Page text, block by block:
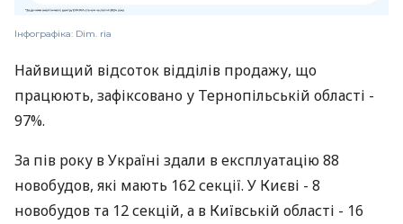
Інфографіка: Dim. ria
Найвищий відсоток відділів продажу, що
працюють, зафіксовано у Тернопільській області -
97%.
За пів року в Україні здали в експлуатацію 88
новобудов, які мають 162 секції. У Києві - 8
новобудов та 12 секцій, а в Київській області - 16